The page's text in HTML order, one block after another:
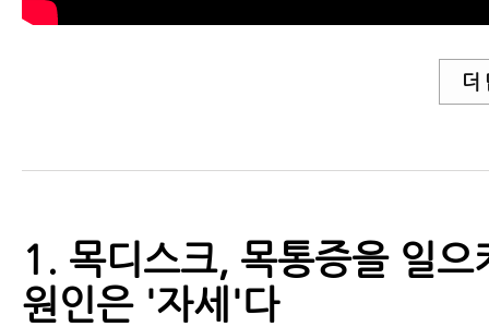
- 목디스크자가진단(스펄링테스트)
- 목디스크자가진단(어깨외전테스
속 맞으신다고요?
- 목디스크치료방법, 한방에서 목
더
1. 목디스크, 목통증을 일으
원인은 '자세'다